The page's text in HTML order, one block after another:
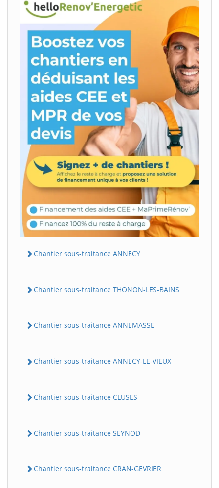
Chantier sous-traitance ANNECY
Chantier sous-traitance THONON-LES-BAINS
Chantier sous-traitance ANNEMASSE
Chantier sous-traitance ANNECY-LE-VIEUX
Chantier sous-traitance CLUSES
Chantier sous-traitance SEYNOD
Chantier sous-traitance CRAN-GEVRIER